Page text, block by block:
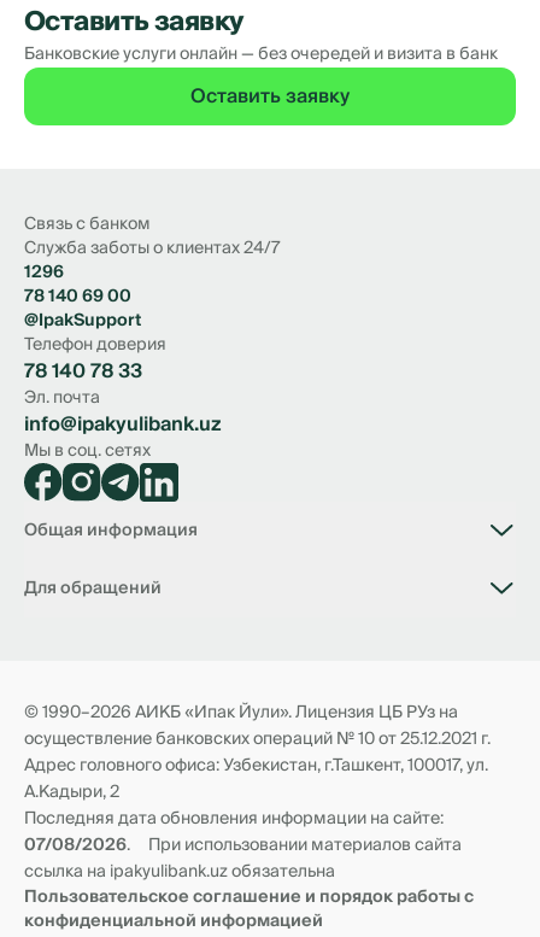
Оставить заявку
Банковские услуги онлайн — без очередей и визита в банк
Оставить заявку
Связь с банком
Служба заботы о клиентах 24/7
1296
78 140 69 00
@IpakSupport
Телефон доверия
78 140 78 33
Эл. почта
info@ipakyulibank.uz
Мы в соц. сетях
Общая информация
Вакансии
Новости
Реквизиты и филиалы
Для обращений
Транзитные счета
Корреспондентские отношения
© 1990–2026 АИКБ «Ипак Йули». Лицензия ЦБ РУз на
осуществление банковских операций № 10 от 25.12.2021 г.
Адрес головного офиса: Узбекистан, г.Ташкент, 100017, ул.
А.Кадыри, 2
Последняя дата обновления информации на сайте:
07/08/2026.
При использовании материалов сайта
ссылка на ipakyulibank.uz обязательна
Пользовательское соглашение и порядок работы с
конфиденциальной информацией